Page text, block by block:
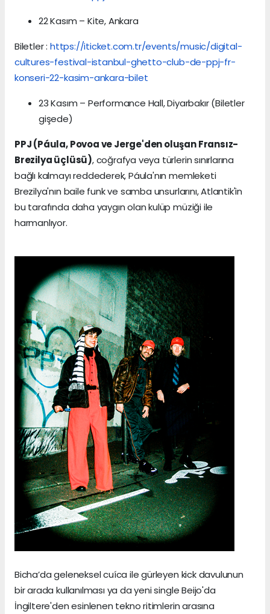
22 Kasım – Kite, Ankara
Biletler : https://iticket.com.tr/events/music/digital-
cultures-festival-istanbul-ghetto-club-de-ppj-fr-
konseri-22-kasim-ankara-bilet
23 Kasım – Performance Hall, Diyarbakır (Biletler
gişede)
PPJ (Páula, Povoa ve Jerge'den oluşan Fransız-
Brezilya üçlüsü), coğrafya veya türlerin sınırlarına
bağlı kalmayı reddederek, Páula'nın memleketi
Brezilya'nın baile funk ve samba unsurlarını, Atlantik'in
bu tarafında daha yaygın olan kulüp müziği ile
harmanlıyor.
Bicha’da geleneksel cuíca ile gürleyen kick davulunun
bir arada kullanılması ya da yeni single Beijo'da
İngiltere'den esinlenen tekno ritimlerin arasına